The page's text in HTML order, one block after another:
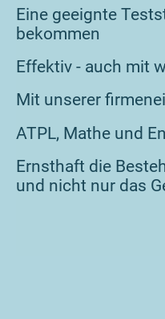
Eine geeignte
bekommen
Effektiv - auch mit
Mit unserer
ATPL, Mathe und
Ernsthaft die
und nicht nur das